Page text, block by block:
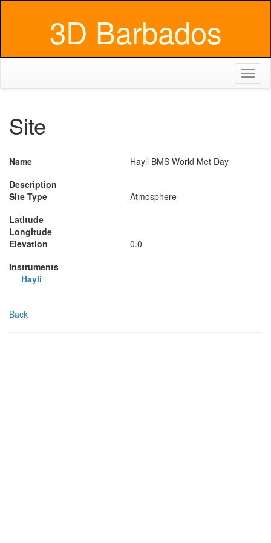
3D Barbados
Site
Name
Hayli BMS World Met Day
Description
Site Type
Atmosphere
Latitude
Longitude
Elevation
0.0
Instruments
Hayli
Back